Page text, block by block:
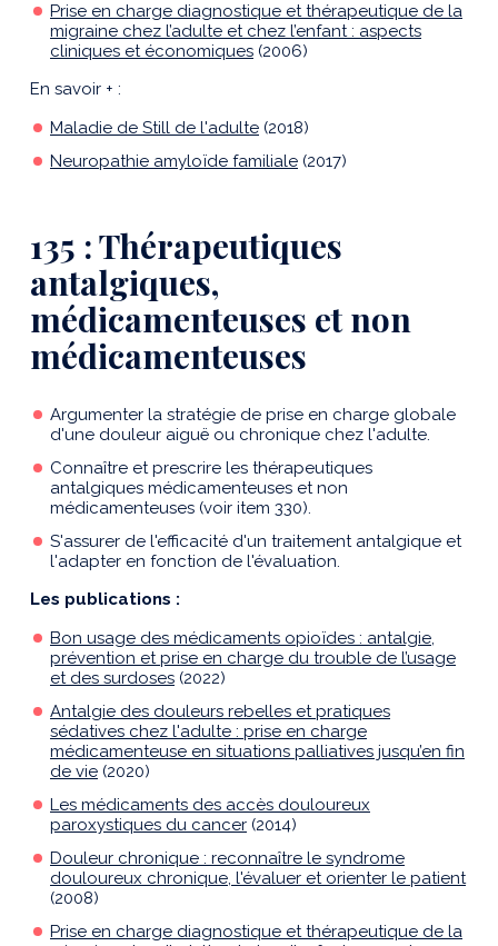
Prise en charge diagnostique et thérapeutique de la
migraine chez l’adulte et chez l’enfant : aspects
cliniques et économiques (2006)
En savoir + :
Maladie de Still de l'adulte (2018)
Neuropathie amyloïde familiale (2017)
135 : Thérapeutiques
antalgiques,
médicamenteuses et non
médicamenteuses
Argumenter la stratégie de prise en charge globale
d'une douleur aiguë ou chronique chez l'adulte.
Connaître et prescrire les thérapeutiques
antalgiques médicamenteuses et non
médicamenteuses (voir item 330).
S'assurer de l'efficacité d'un traitement antalgique et
l'adapter en fonction de l'évaluation.
Les publications :
Bon usage des médicaments opioïdes : antalgie,
prévention et prise en charge du trouble de l’usage
et des surdoses (2022)
Antalgie des douleurs rebelles et pratiques
sédatives chez l'adulte : prise en charge
médicamenteuse en situations palliatives jusqu’en fin
de vie (2020)
Les médicaments des accès douloureux
paroxystiques du cancer (2014)
Douleur chronique : reconnaître le syndrome
douloureux chronique, l'évaluer et orienter le patient
(2008)
Prise en charge diagnostique et thérapeutique de la